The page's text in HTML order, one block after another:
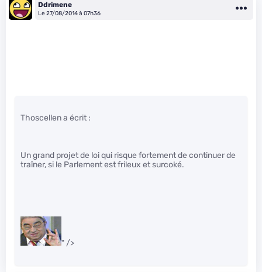
Ddrimene
Le 27/08/2014 à 07h36
Thoscellen a écrit :
Un grand projet de loi qui risque fortement de continuer de
traîner, si le Parlement est frileux et surcoké.
" />